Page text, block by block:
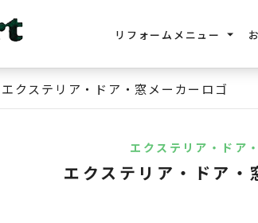
リフォームメニュー
エクステリア・ドア・窓メーカーロゴ
エクステリア・ドア
エクステリア・ドア・